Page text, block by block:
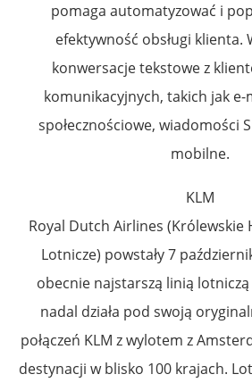
pomaga automatyzować i
efektywność obsługi klienta.
konwersacje tekstowe z
komunikacyjnych, takich jak e-
społecznościowe, wiadomości
mobilne.
KLM
Royal Dutch Airlines (Królewskie
Lotnicze) powstały 7
obecnie najstarszą linią
nadal działa pod swoją
połączeń KLM z wylotem z
destynacji w blisko 100 krajach.